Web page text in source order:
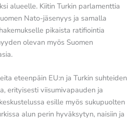
alueelle. Kiitin Turkin parlamenttia
Nato-jäsenyys ja samalla
pikaista ratifiointia
olevan myös Suomen
eteenpäin EU:n ja Turkin suhteiden
erityisesti viisumivapauden ja
esille myös sukupuolten
alun perin hyväksytyn, naisiin ja